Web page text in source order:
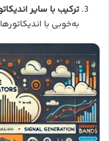
ترکیب با سایر
به‌خوبی با